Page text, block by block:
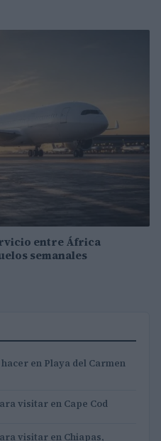
entre África
semanales
en Playa del Carmen
visitar en Cape Cod
visitar en Chiapas,